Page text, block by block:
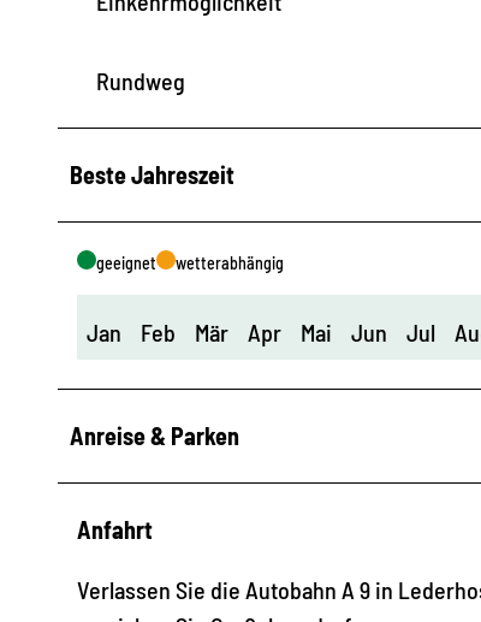
Rundweg
Beste Jahreszeit
geeignet wetterabhängig
Jan Feb Mär Apr Mai Jun Jul
Anreise & Parken
Anfahrt
Verlassen Sie die Autobahn A 9 in